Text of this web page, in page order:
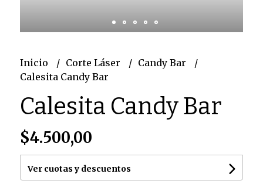
Inicio Corte Láser
Candy Bar
Calesita Candy Bar
Calesita Candy Bar
$4.500,00
Ver cuotas y descuentos